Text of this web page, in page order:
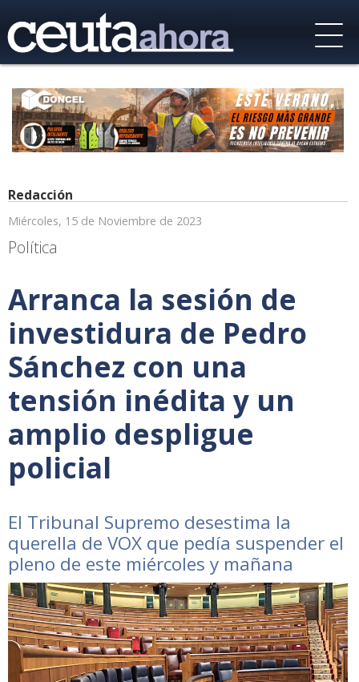
Redacción
Miércoles, 15 de Noviembre de 2023
Política
Arranca la sesión de
investidura de Pedro
Sánchez con una
tensión inédita y un
amplio despligue
policial
El Tribunal Supremo desestima la
querella de VOX que pedía suspender el
pleno de este miércoles y mañana